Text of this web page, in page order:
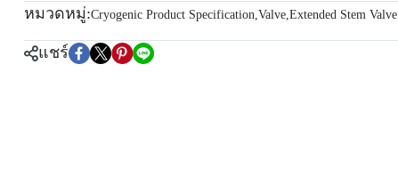
หมวดหมู่:Cryogenic Product Specification,Valve,Extended Stem Valve
แชร์